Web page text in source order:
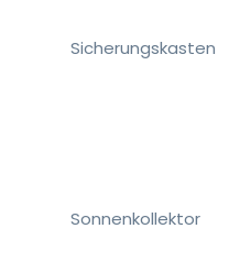
Sicherungskasten
Sonnenkollektor